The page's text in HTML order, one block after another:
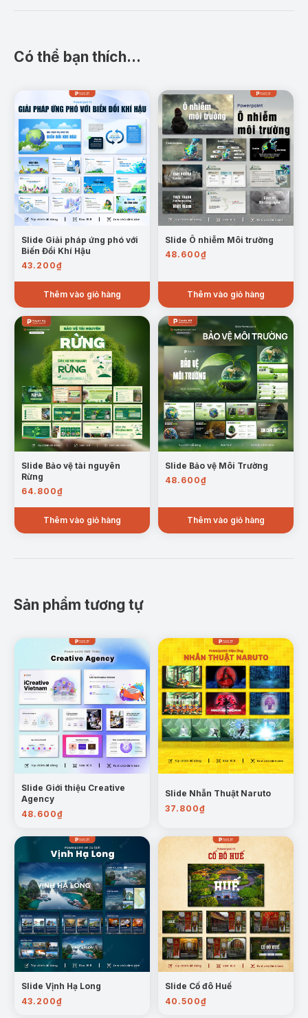
Nội dung chi tiết:
Giới thiệu chung
: Tổng quan về bảo vệ môi
trường nước và mục tiêu của việc bảo vệ môi
trường nước.
Thực trạng ô nhiễm nước hiện nay:
Những hành động làm ô nhiễm nước: Các
hoạt động gây ra ô nhiễm nguồn nước như xả
thải, nông nghiệp thâm canh, và sinh hoạt.
Mẫu trang: Những hành động làm ô nhiễm nước
Hậu quả: Những ảnh hưởng của ô nhiễm nước
đối với sức khỏe con người, hệ sinh thái, và
nền kinh tế.
Giải pháp
: Các phương pháp và sáng kiến
sử dụng sản phẩm tái chế và áp dụng nông
nghiệp xanh.
Vai trò: Các vai trò quan trọng của bảo vệ môi
trường nước trong việc duy trì sức khỏe con
người, bảo vệ sinh thái thủy sinh, và giảm thiểu
tác động của biến đổi khí hậu.
Có thể bạn thích…
Slide Giải pháp ứng phó với
Biến Đổi Khí Hậu
43.200₫
Thêm vào giỏ hàng
Slide Ô nhiễm Môi trường
48.600₫
Thêm vào giỏ hàng
Slide Bảo vệ tài nguyên
Rừng
64.800₫
Thêm vào giỏ hàng
Slide Bảo vệ Môi Trường
48.600₫
Thêm vào giỏ hàng
Sản phẩm tương tự
Slide Giới thiệu Creative
Agency
48.600₫
Slide Nhẫn Thuật Naruto
37.800₫
Slide Vịnh Hạ Long
43.200₫
Slide Cố đô Huế
40.500₫